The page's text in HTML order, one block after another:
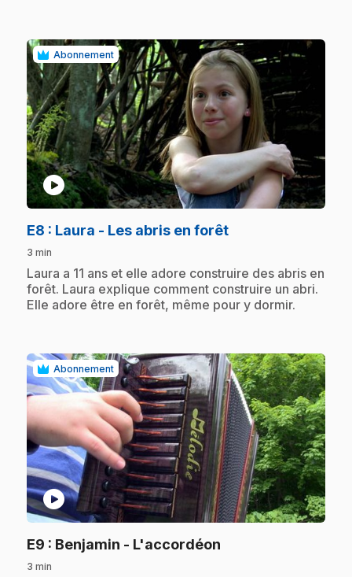
Abonnement
play_circle
E8 : Laura - Les abris en forêt.
3 min
.Laura a 11 ans et elle adore construire des abris en
forêt. Laura explique comment construire un abri.
Elle adore être en forêt, même pour y dormir.
Abonnement
play_circle
E9 : Benjamin - L'accordéon
3 min